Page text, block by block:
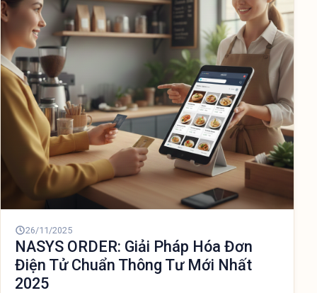
26/11/2025
NASYS ORDER: Giải Pháp Hóa Đơn
Điện Tử Chuẩn Thông Tư Mới Nhất
2025